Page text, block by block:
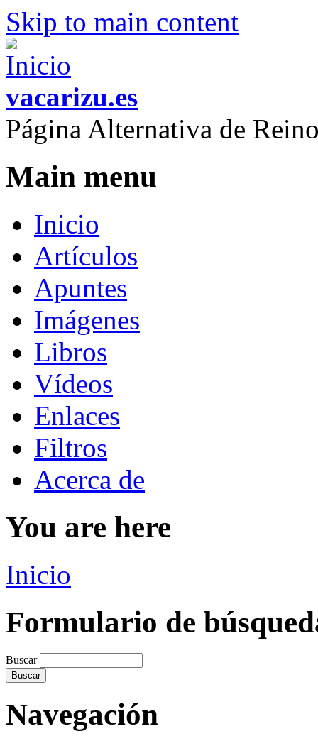
Skip to main content
vacarizu.es
Página Alternativa de
Main menu
Inicio
Artículos
Apuntes
Imágenes
Libros
Vídeos
Enlaces
Filtros
Acerca de
You are here
Inicio
Formulario de
Buscar
Navegación